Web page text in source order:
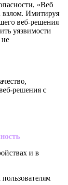
«Веб
взлом. Имитируя
веб-решения
уязвимости
решения с
и в